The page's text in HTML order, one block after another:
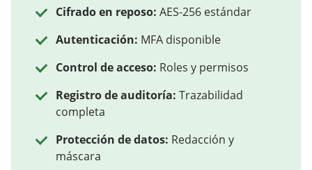
Cifrado en reposo: AES-256 estándar
Autenticación: MFA disponible
Control de acceso: Roles y permisos
Registro de auditoría: Trazabilidad
completa
Protección de datos: Redacción y
máscara